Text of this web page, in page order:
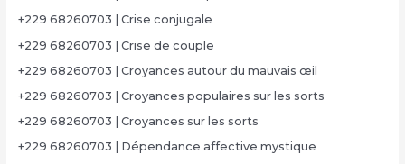
+229 68260703 | Crise conjugale
+229 68260703 | Crise de couple
+229 68260703 | Croyances autour du mauvais œil
+229 68260703 | Croyances populaires sur les sorts
+229 68260703 | Croyances sur les sorts
+229 68260703 | Dépendance affective mystique